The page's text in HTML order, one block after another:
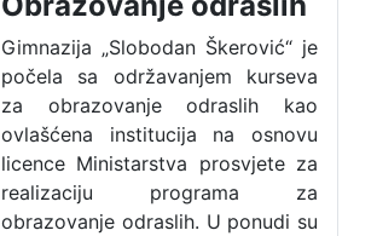
Gimnazija „Slobodan Škerović“ je
počela sa održavanjem kurseva
za obrazovanje odraslih kao
ovlašćena institucija na osnovu
licence Ministarstva prosvjete za
realizaciju programa za
obrazovanje odraslih. U ponudi su